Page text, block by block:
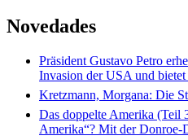
Novedades
Präsident Gustavo Petro
Invasion der USA und
Kretzmann, Morgana: Die
Das doppelte Amerika (Teil
Amerika“? Mit der Donroe-